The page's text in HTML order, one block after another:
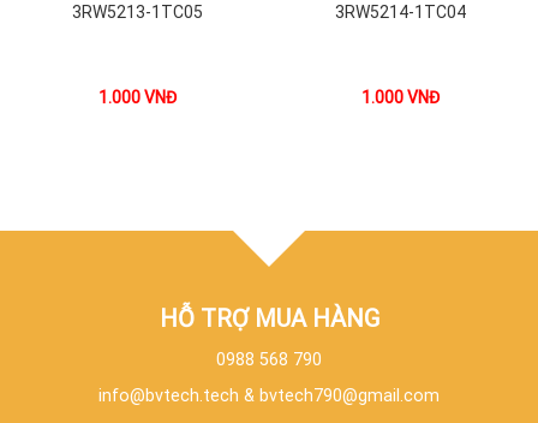
3RW5213-1TC05
1.000VNĐ
3RW5214-1TC04
1.000VNĐ
HỖ TRỢ MUA HÀNG
0988 568 790
info@bvtech.tech & bvtech790@gmail.com